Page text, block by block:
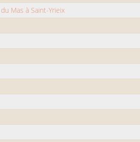
Mas à Saint-Yrieix